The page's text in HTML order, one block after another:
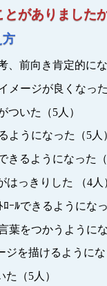
がありました
方
、前向き肯定的にな
メージが良くなった
ついた（5人）
ようになった（5人）
きるようになった（
はっきりした （4人
ﾛｰﾙできるようにな
葉をつかうようにな
ジを描けるようにな
（5人）